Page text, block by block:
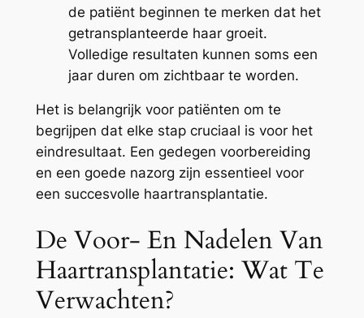
de patiënt beginnen te merken dat het
getransplanteerde haar groeit.
Volledige resultaten kunnen soms een
jaar duren om zichtbaar te worden.
Het is belangrijk voor patiënten om te
begrijpen dat elke stap cruciaal is voor het
eindresultaat. Een gedegen voorbereiding
en een goede nazorg zijn essentieel voor
een succesvolle haartransplantatie.
De Voor- En Nadelen Van
Haartransplantatie: Wat Te
Verwachten?